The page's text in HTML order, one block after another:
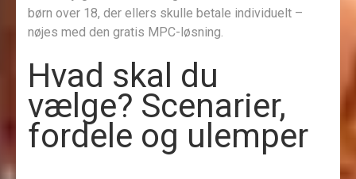
børn over 18, der ellers skulle betale individuelt –
nøjes med den gratis MPC-løsning.
Hvad skal du
vælge? Scenarier,
fordele og ulemper